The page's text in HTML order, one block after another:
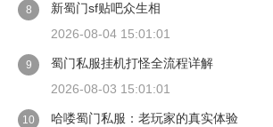
8
新蜀门sf贴吧众生相
2026-08-04 15:01:01
9
蜀门私服挂机打怪全流程详解
2026-08-03 15:01:01
10
哈喽蜀门私服：老玩家的真实体验